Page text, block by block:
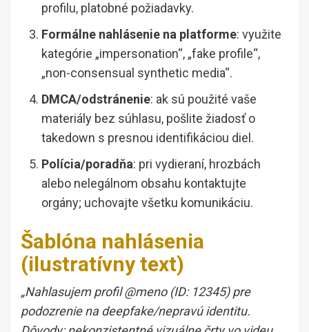
profilu, platobné požiadavky.
Formálne nahlásenie na platforme: využite
kategórie „impersonation“, „fake profile“,
„non-consensual synthetic media“.
DMCA/odstránenie: ak sú použité vaše
materiály bez súhlasu, pošlite žiadosť o
takedown s presnou identifikáciou diel.
Polícia/poradňa: pri vydieraní, hrozbách
alebo nelegálnom obsahu kontaktujte
orgány; uchovajte všetku komunikáciu.
Šablóna nahlásenia
(ilustratívny text)
„Nahlasujem profil @meno (ID: 12345) pre
podozrenie na deepfake/nepravú identitu.